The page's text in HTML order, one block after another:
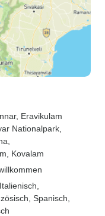
, Eravikulam
Nationalpark
, Kovalam
Spanisch,